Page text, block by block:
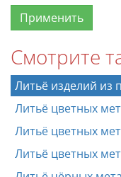
Смотрите
Литьё изделий из
Литьё цветных
Литьё цветных
Литьё цветных